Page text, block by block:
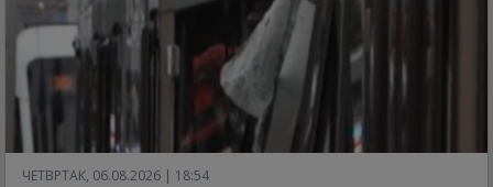
ЧЕТВРТАК, 06.08.2026 | 18:54